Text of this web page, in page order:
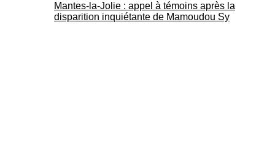
Mantes-la-Jolie : appel à témoins après la
disparition inquiétante de Mamoudou Sy